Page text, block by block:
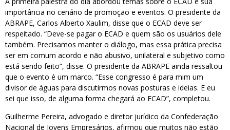
importância no cenário de promoção e eventos. O presidente da
ABRAPE, Carlos Alberto Xaulim, disse que o ECAD deve ser
respeitado. “Deve-se pagar o ECAD e quem são os usuários dele
também. Precisamos manter o diálogo, mas essa prática precisa
ser em comum acordo e não abusivo, unilateral e subjetivo como
está sendo feito”, disse. O presidente da ABRAPE ainda ressaltou
que o evento é um marco. “Esse congresso é para mim um
divisor de águas para discutirmos novas posturas e ideias. E eu
sei que isso, de alguma forma chegará ao ECAD”, completou.
Guilherme Pereira, advogado e diretor jurídico da Confederação
Nacional de Jovens Empresários, afirmou que muitos não estão